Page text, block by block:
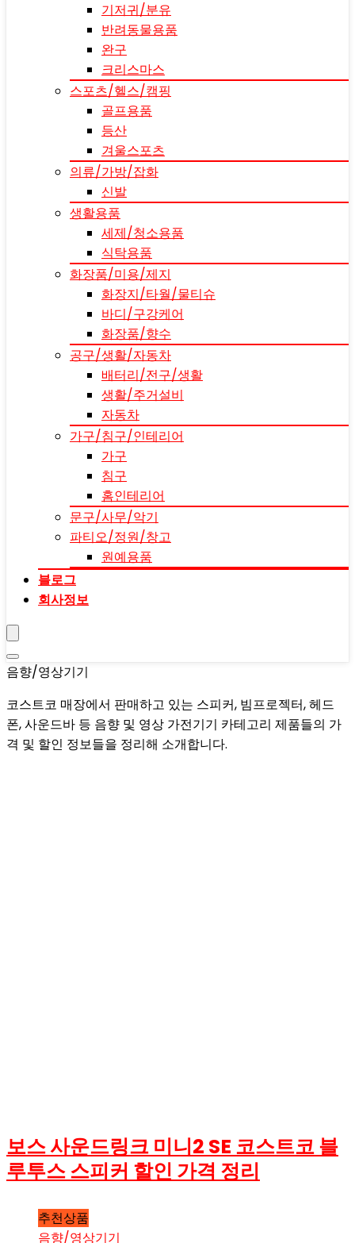
기저귀/분유
반려동물용품
완구
크리스마스
스포츠/헬스/캠핑
골프용품
등산
겨울스포츠
의류/가방/잡화
신발
생활용품
세제/청소용품
식탁용품
화장품/미용/제지
화장지/타월/물티슈
바디/구강케어
화장품/향수
공구/생활/자동차
배터리/전구/생활
생활/주거설비
자동차
가구/침구/인테리어
가구
침구
홈인테리어
문구/사무/악기
파티오/정원/창고
원예용품
블로그
회사정보
음향/영상기기
코스트코 매장에서 판매하고 있는 스피커, 빔프로젝터, 헤드
폰, 사운드바 등 음향 및 영상 가전기기 카테고리 제품들의 가
격 및 할인 정보들을 정리해 소개합니다.
보스 사운드링크 미니2 SE 코스트코 블
루투스 스피커 할인 가격 정리
추천상품
음향/영상기기